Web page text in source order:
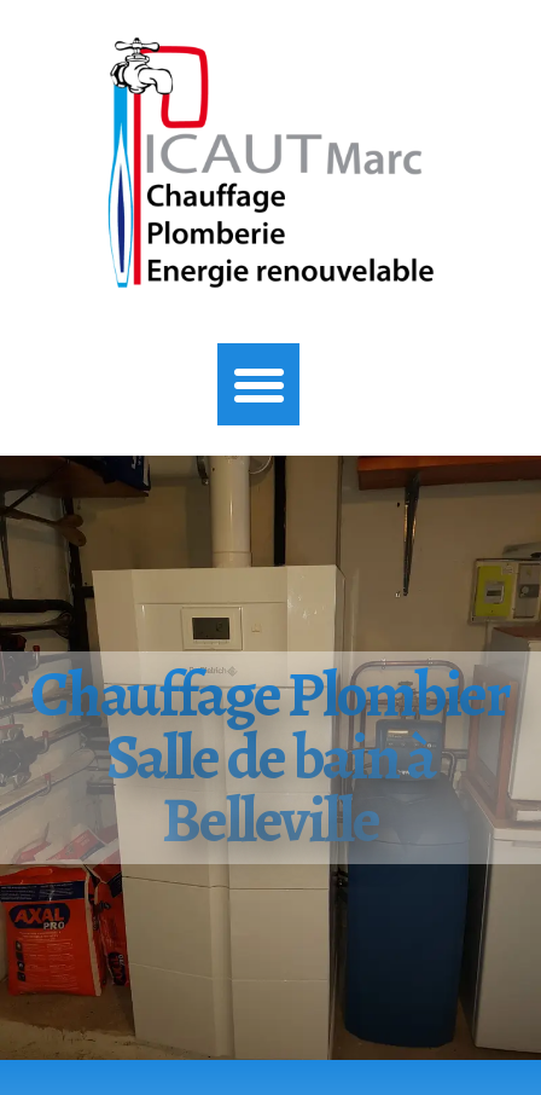
Chauffage Plombier
Salle de bain à
Belleville